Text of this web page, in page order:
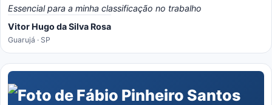
Essencial para a minha classificação no trabalho
Vitor Hugo da Silva Rosa
Guarujá · SP